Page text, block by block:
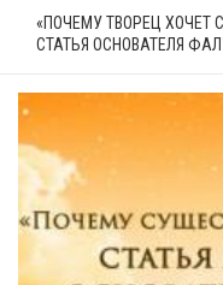
«ПОЧЕМУ ТВОРЕЦ ХОЧЕТ
СТАТЬЯ ОСНОВАТЕЛЯ